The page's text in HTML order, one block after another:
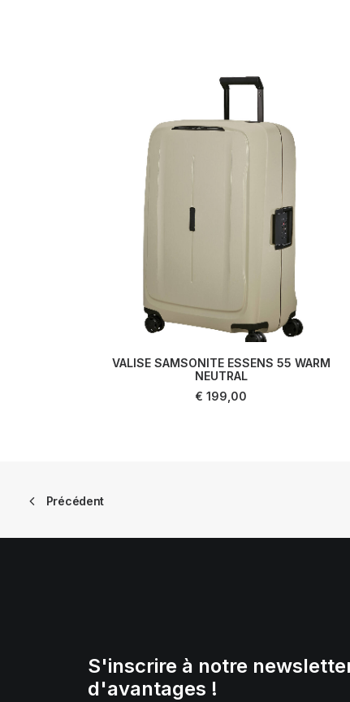
LIRE LA SUITE
VALISE SAMSONITE ESSENS 55 WARM
NEUTRAL
€ 199,00
Précédent
S'inscrire à notre
d'avantages !